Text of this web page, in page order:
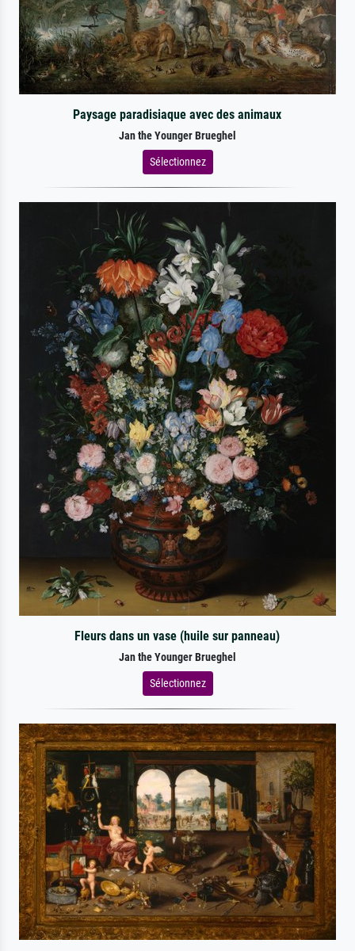
Paysage paradisiaque avec des animaux
Jan the Younger Brueghel
Sélectionnez
Fleurs dans un vase (huile sur panneau)
Jan the Younger Brueghel
Sélectionnez